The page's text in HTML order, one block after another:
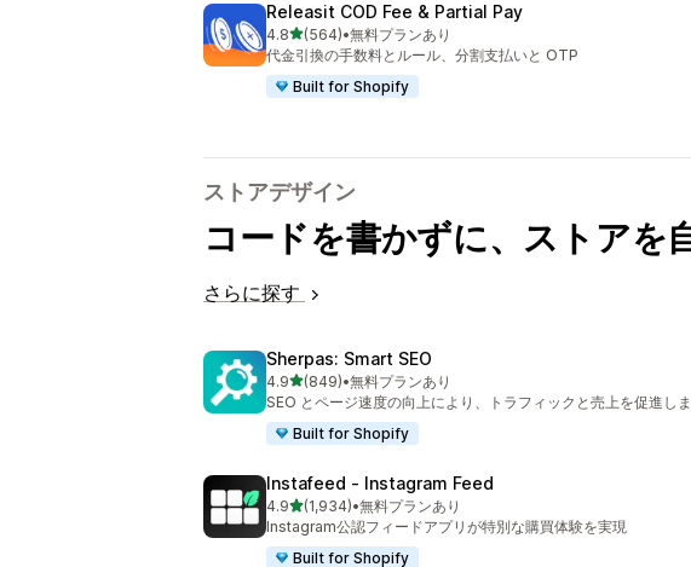
Releasit COD Fee & Partial Pay
4.85つ星中
(564)
合計レビュー数：564件
•無料プランあり
代金引換の手数料とルール、分割支払いと OTP
Built for Shopify
ストアデザイン
コードを書かずに、ストアを
さらに探す
Sherpas: Smart SEO
4.95つ星中
(849)
合計レビュー数：849件
•無料プランあり
SEO とページ速度の向上により、トラフィックと売上を促進しま
Built for Shopify
Instafeed ‑ Instagram Feed
4.95つ星中
(1,934)
合計レビュー数：1934件
•無料プランあり
Instagram公認フィードアプリが特別な購買体験を実現
Built for Shopify